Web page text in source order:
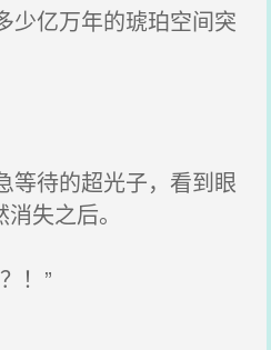
亿万年的琥珀空间突
待的超光子，看到眼
失之后。
！”